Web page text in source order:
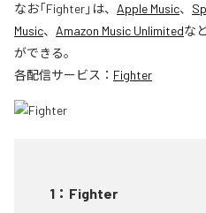
なお「Fighter」は、 Apple Music、
Music、 Amazon Music Unlimitedな
ができる。
各配信サービス： Fighter
1 ： Fighter